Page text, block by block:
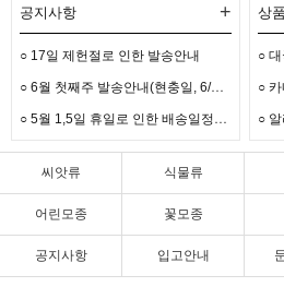
공지사항 +
○ 17일 제헌절로 인한 발송안내
○
6월 첫째주 발송안내(현충일, 6/3선거)
○
5월 1,5일 휴일로 인한 배송일정안내입니다.
상
○
○
씨앗류 식물류
어린모종 꽃모종
공지사항 입고안내